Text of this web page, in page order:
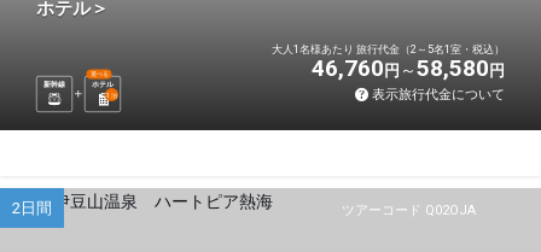
ホテル＞
新幹線 ホテル
選べる
1 泊
大人1名様あたり 旅行代金（2～5名1室・税込）
46,760 円 58,580 円
表示旅行代金について
ツアーコード Q02OJA
2日間